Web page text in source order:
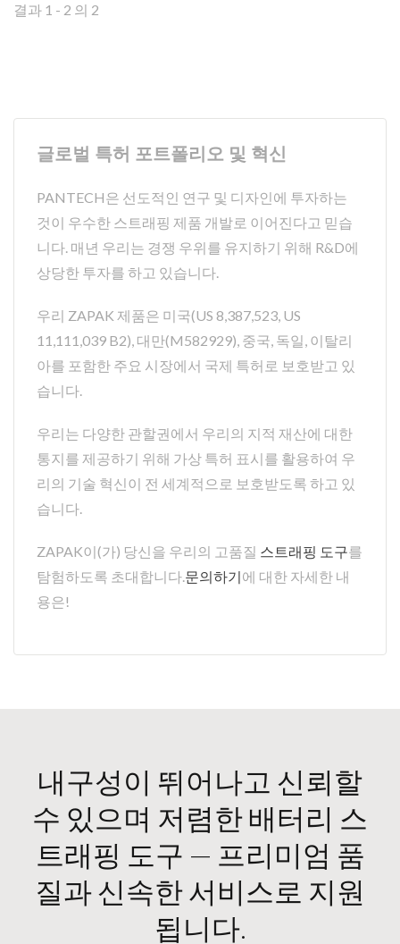
결과 1 - 2 의 2
글로벌 특허 포트폴리오 및 혁신
PANTECH은 선도적인 연구 및 디자인에 투자하는
것이 우수한 스트래핑 제품 개발로 이어진다고 믿습
니다. 매년 우리는 경쟁 우위를 유지하기 위해 R&D에
상당한 투자를 하고 있습니다.
우리 ZAPAK 제품은 미국(US 8,387,523, US
11,111,039 B2), 대만(M582929), 중국, 독일, 이탈리
아를 포함한 주요 시장에서 국제 특허로 보호받고 있
습니다.
우리는 다양한 관할권에서 우리의 지적 재산에 대한
통지를 제공하기 위해 가상 특허 표시를 활용하여 우
리의 기술 혁신이 전 세계적으로 보호받도록 하고 있
습니다.
ZAPAK이(가) 당신을 우리의 고품질 스트래핑 도구를
탐험하도록 초대합니다.문의하기에 대한 자세한 내
용은!
내구성이 뛰어나고 신뢰할
수 있으며 저렴한 배터리 스
트래핑 도구 — 프리미엄 품
질과 신속한 서비스로 지원
됩니다.